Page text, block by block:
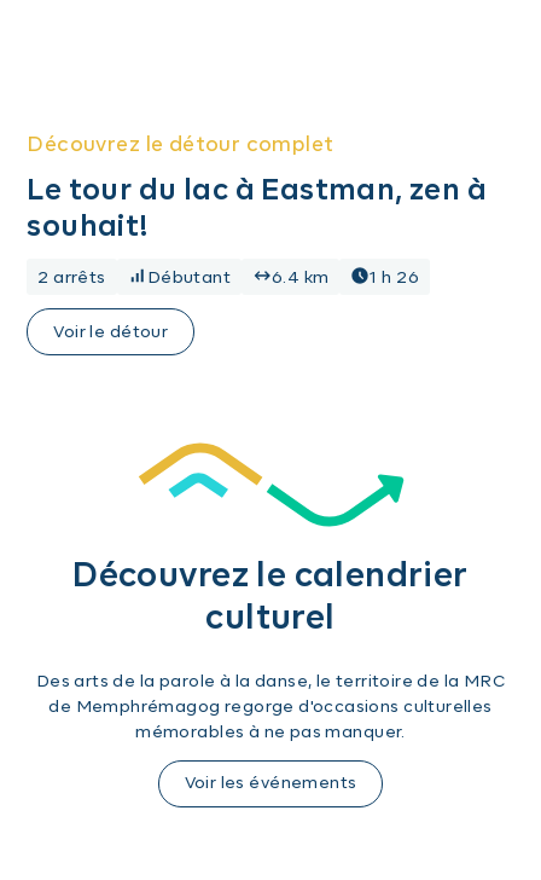
Découvrez le détour complet
Le tour du lac à Eastman, zen à
souhait!
2 arrêts Débutant 6.4 km 1 h 26
Voir le détour
Découvrez le calendrier
culturel
Des arts de la parole à la danse, le territoire de la MRC
de Memphrémagog regorge d'occasions culturelles
mémorables à ne pas manquer.
Voir les événements